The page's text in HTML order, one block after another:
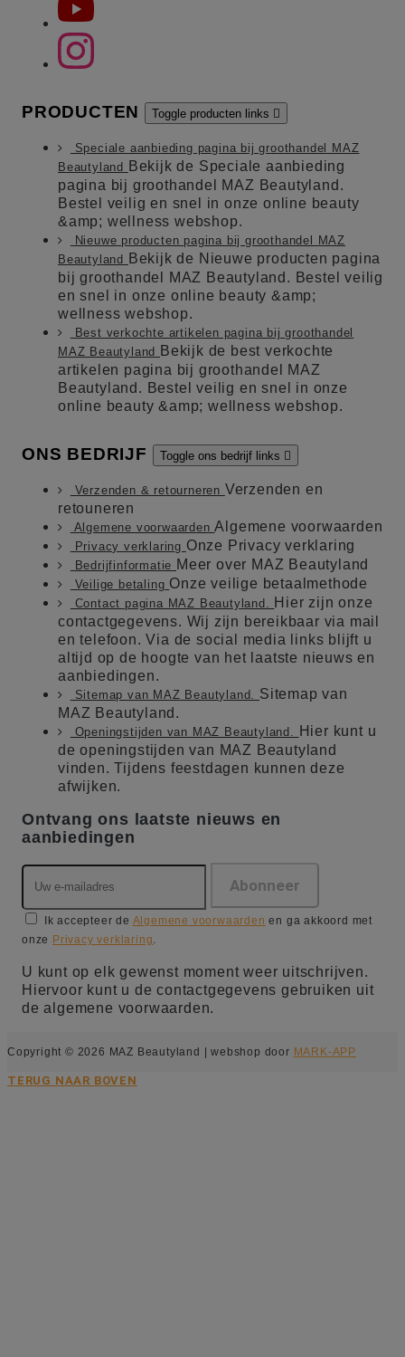
PRODUCTEN Toggle producten links 
Speciale aanbieding pagina bij groothandel MAZ
Beautyland
Bekijk de Speciale aanbieding
pagina bij groothandel MAZ Beautyland.
Bestel veilig en snel in onze online beauty
&amp; wellness webshop.
Nieuwe producten pagina bij groothandel MAZ
Beautyland
Bekijk de Nieuwe producten pagina
bij groothandel MAZ Beautyland. Bestel veilig
en snel in onze online beauty &amp;
wellness webshop.
Best verkochte artikelen pagina bij groothandel
MAZ Beautyland
Bekijk de best verkochte
artikelen pagina bij groothandel MAZ
Beautyland. Bestel veilig en snel in onze
online beauty &amp; wellness webshop.
ONS BEDRIJF Toggle ons bedrijf links 
Verzenden & retourneren Verzenden en
retouneren
Algemene voorwaardenAlgemene voorwaarden
Privacy verklaring Onze Privacy verklaring
Bedrijfinformatie Meer over MAZ Beautyland
Veilige betaling Onze veilige betaalmethode
Contact pagina MAZ Beautyland. Hier zijn onze
contactgegevens. Wij zijn bereikbaar via mail
en telefoon. Via de social media links blijft u
altijd op de hoogte van het laatste nieuws en
aanbiedingen.
Sitemap van MAZ Beautyland. Sitemap van
MAZ Beautyland.
Openingstijden van MAZ Beautyland.
Hier kunt u
de openingstijden van MAZ Beautyland
vinden. Tijdens feestdagen kunnen deze
afwijken.
Ontvang ons laatste nieuws en
aanbiedingen
Ik accepteer de Algemene voorwaarden en ga akkoord met
onze Privacy verklaring
U kunt op elk gewenst moment weer uitschrijven.
Hiervoor kunt u de contactgegevens gebruiken uit
de algemene voorwaarden.
Copyright © 2026 MAZ Beautyland | webshop door MARK-APP
TERUG NAAR BOVEN